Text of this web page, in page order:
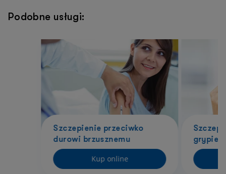
Podobne usługi:
Szczepienie przeciwko
durowi brzusznemu
Kup online
grypie